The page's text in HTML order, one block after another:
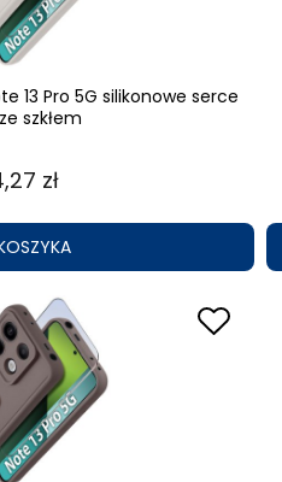
13 Pro 5G silikonowe serce
szkłem
zł